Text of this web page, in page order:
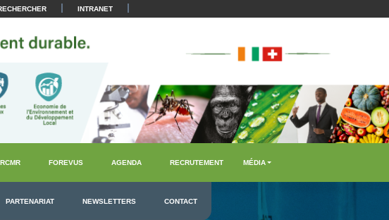
| INTRANET |
FOREVUS AGENDA RECRUTEMENT MÉDIA
PARTENARIAT NEWSLETTERS CONTACT